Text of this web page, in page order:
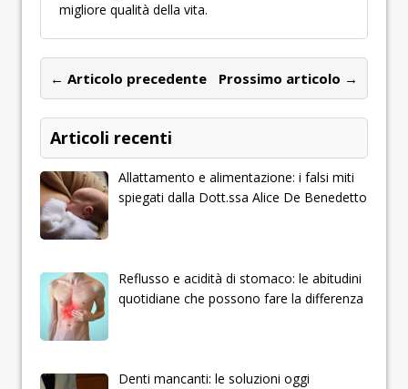
migliore qualità della vita.
← Articolo precedente Prossimo articolo →
Articoli recenti
Allattamento e alimentazione: i falsi miti
spiegati dalla Dott.ssa Alice De Benedetto
Reflusso e acidità di stomaco: le abitudini
quotidiane che possono fare la differenza
Denti mancanti: le soluzioni oggi